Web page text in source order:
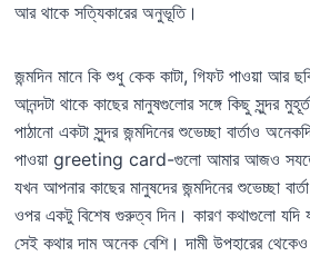
আর থাকে সত্যিকারের অনুভূতি।
জন্মদিন মানে কি শুধু কেক কাটা, গিফট পাওয়া আর
আনন্দটা থাকে কাছের মানুষগুলোর সঙ্গে কিছু সুন্দর
পাঠানো একটা সুন্দর জন্মদিনের শুভেচ্ছা বার্তাও
পাওয়া greeting card-গুলো আমার আজও
যখন আপনার কাছের মানুষদের জন্মদিনের শুভেচ্ছা
ওপর একটু বিশেষ গুরুত্ব দিন। কারণ কথাগুলো যদি
সেই কথার দাম অনেক বেশি। দামী উপহারের